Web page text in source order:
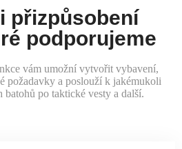
přizpůsobení
podporujeme
vám umožní vytvořit vybavení,
požadavky a poslouží k jakémukoli
po taktické vesty a další.